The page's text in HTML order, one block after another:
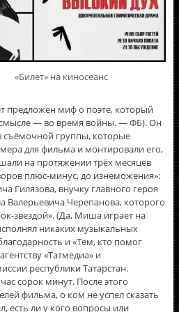
«Билет» на киносеанс